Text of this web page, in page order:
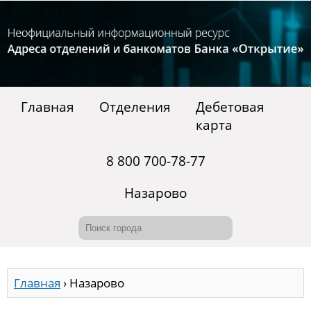
Главная Отделения
Дебетовая
карта
8 800 700-78-77
Назарово
Главная › Назарово